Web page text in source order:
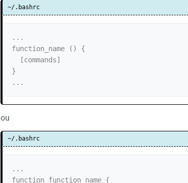
~/.bashrc
...
function_name () {
}
...
ou
~/.bashrc
...
function function_name {